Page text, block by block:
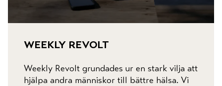
weekly revolt
Weekly Revolt grundades ur en stark vilja att
hjälpa andra människor till bättre hälsa. Vi